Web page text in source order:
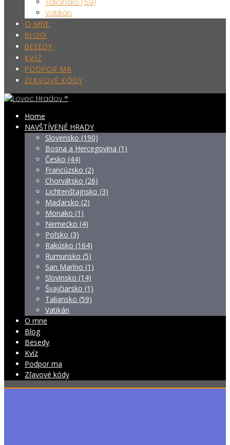
Taliansko (59)
Vatikán
O MNE
BLOG
BESEDY
KVÍZ
PODPOR MA
ZĽAVOVÉ KÓDY
Home
NAVŠTÍVENÉ HRADY
Slovensko (190)
Bosna a Hercegovina (1)
Česko (44)
Francúzsko (2)
Chorvátsko (26)
Lichtenštajnsko (3)
Maďarsko (2)
Monako (1)
Nemecko (4)
Poľsko (3)
Rakúsko (164)
Rumunsko (5)
San Maríno (1)
Slovinsko (14)
Švajčiarsko (1)
Taliansko (59)
Vatikán
O mne
Blog
Besedy
Kvíz
Podpor ma
Zľavové kódy